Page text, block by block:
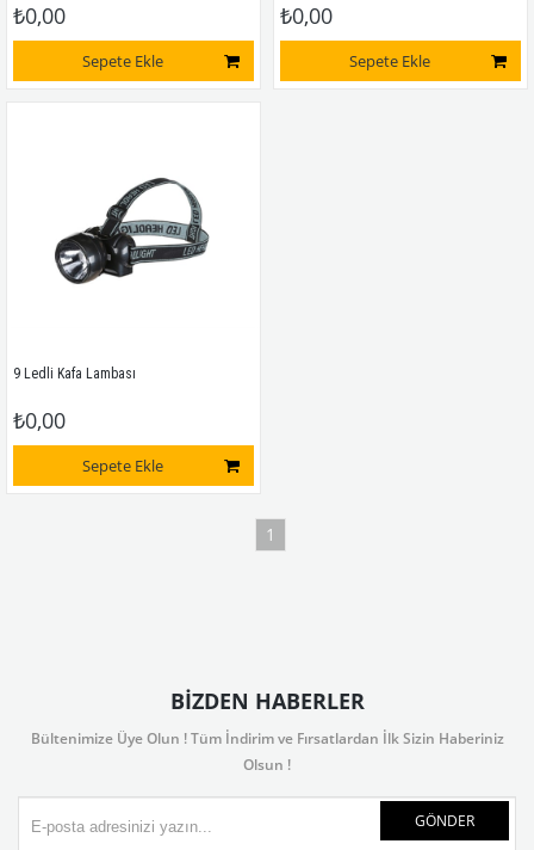
₺0,00
Sepete Ekle
₺0,00
Sepete Ekle
9 Ledli Kafa Lambası
₺0,00
Sepete Ekle
1
BIZDEN HABERLER
Bültenimize Üye Olun ! Tüm İndirim ve Fırsatlardan İlk Sizin Haberiniz
Olsun !
GÖNDER